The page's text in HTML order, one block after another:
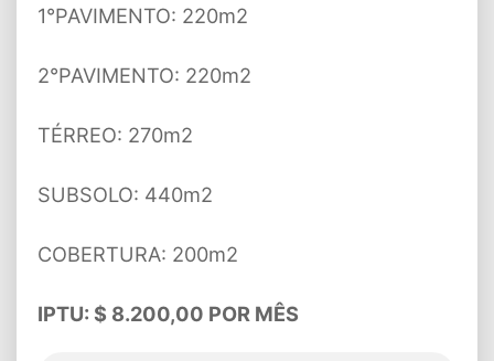
1°PAVIMENTO: 220m2
2°PAVIMENTO: 220m2
TÉRREO: 270m2
SUBSOLO: 440m2
COBERTURA: 200m2
IPTU: $ 8.200,00 POR MÊS